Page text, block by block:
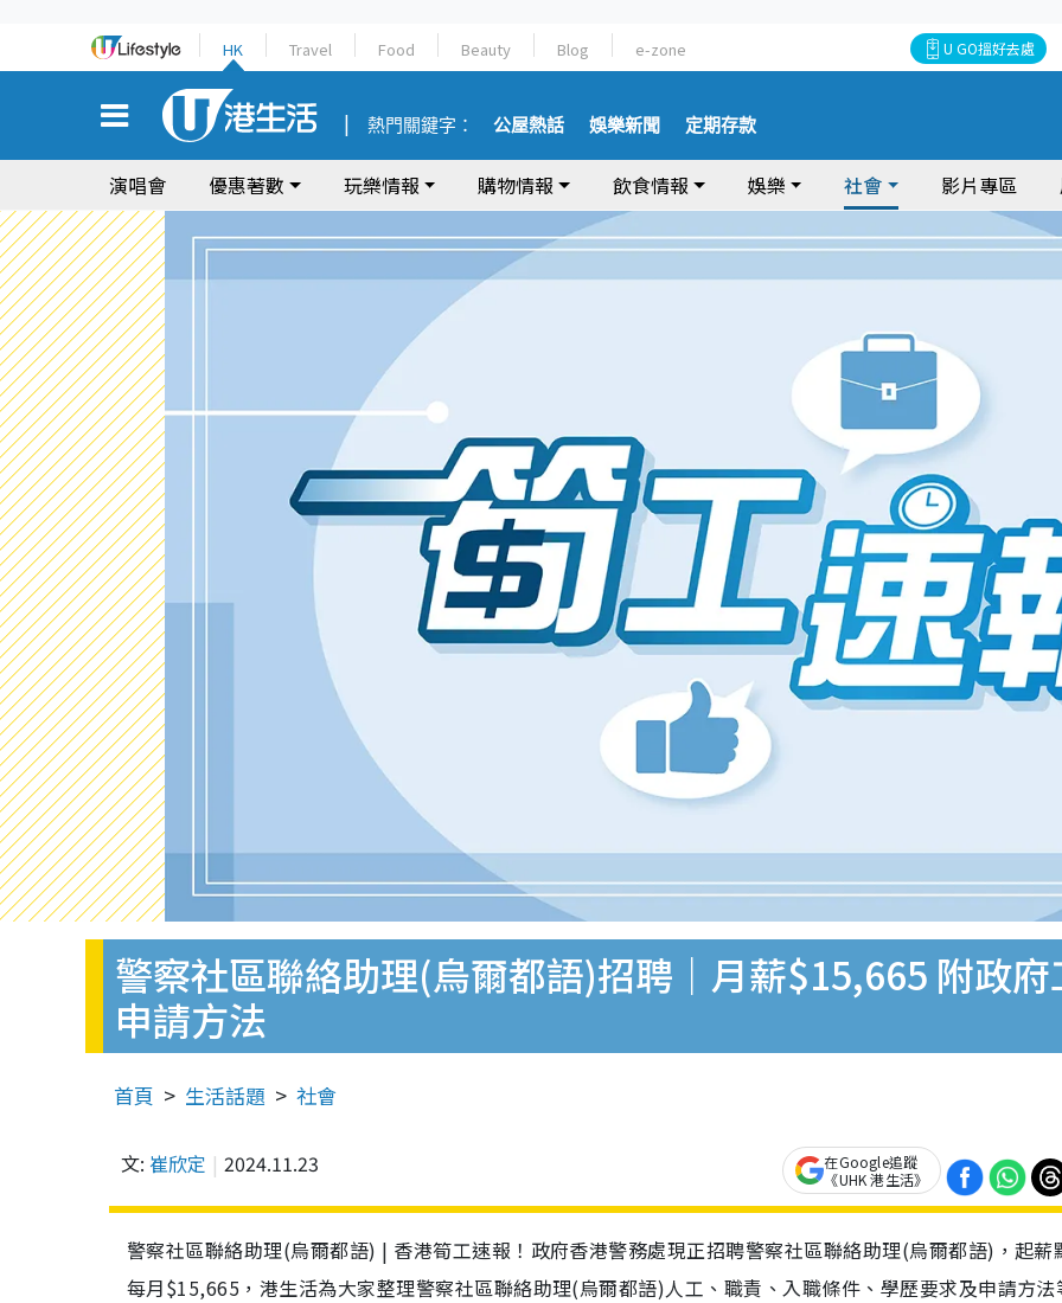
HK Travel Food Beauty Blog e-zone U GO搵好去處
熱門關鍵字： 公屋熱話 娛樂新聞 定期存款
演唱會 優惠著數 玩樂情報 購物情報 飲食情報 娛樂 社會 影片專區
警察社區聯絡助理(烏爾都語)招聘｜月薪$15,665 附政
申請方法
首頁 生活話題 社會
文: 崔欣定 2024.11.23
在Google追蹤
《UHK 港生活》
警察社區聯絡助理(烏爾都語) | 香港筍工速報！政府香港警務處現正招聘警察社區聯絡助理(烏爾都語)，起薪
每月$15,665，港生活為大家整理警察社區聯絡助理(烏爾都語)人工、職責、入職條件、學歷要求及申請方法